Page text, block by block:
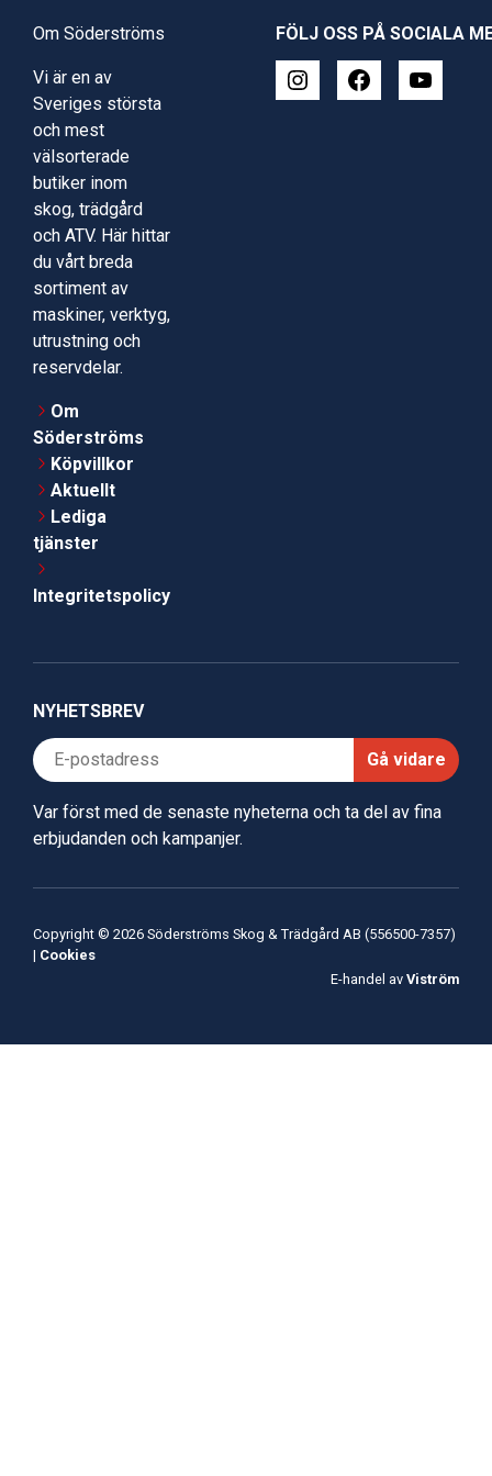
Om Söderströms
Vi är en av
Sveriges största
och mest
välsorterade
butiker inom
skog, trädgård
och ATV. Här hittar
du vårt breda
sortiment av
maskiner, verktyg,
utrustning och
reservdelar.
Om
Söderströms
Köpvillkor
Aktuellt
Lediga
tjänster
Integritetspolicy
FÖLJ OSS PÅ SOCIALA
NYHETSBREV
Gå vidare
Var först med de senaste nyheterna och ta del av fina
erbjudanden och kampanjer.
Copyright © 2026 Söderströms Skog & Trädgård AB (556500-7357)
| Cookies
E-handel av Viström